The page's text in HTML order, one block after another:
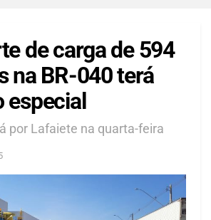
de carga de 594
na BR-040 terá
especial
por Lafaiete na quarta-feira